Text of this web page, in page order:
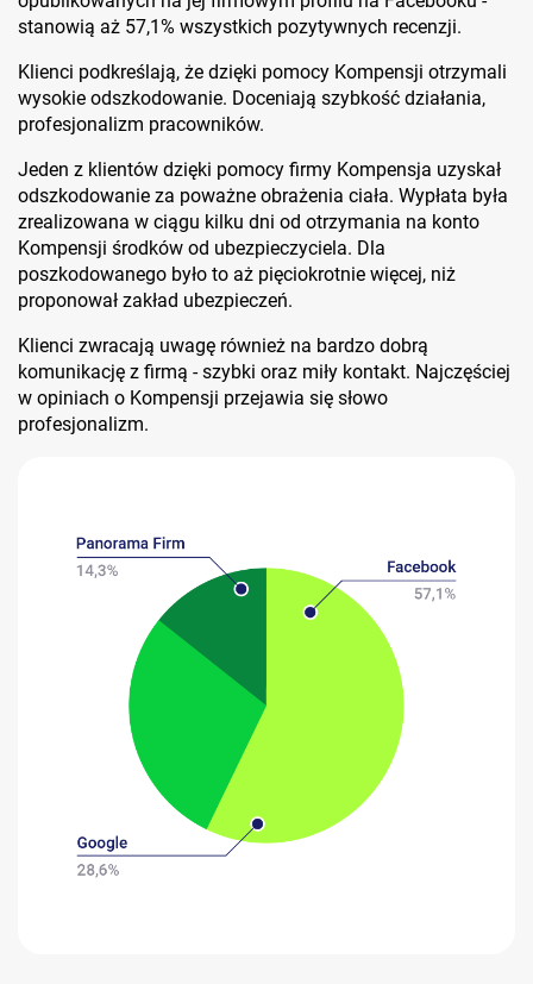
stanowią aż 57,1% wszystkich pozytywnych recenzji.
Klienci podkreślają, że dzięki pomocy Kompensji otrzymali
wysokie odszkodowanie. Doceniają szybkość działania,
profesjonalizm pracowników.
Jeden z klientów dzięki pomocy firmy Kompensja uzyskał
odszkodowanie za poważne obrażenia ciała. Wypłata była
zrealizowana w ciągu kilku dni od otrzymania na konto
Kompensji środków od ubezpieczyciela. Dla
poszkodowanego było to aż pięciokrotnie więcej, niż
proponował zakład ubezpieczeń.
Klienci zwracają uwagę również na bardzo dobrą
komunikację z firmą - szybki oraz miły kontakt. Najczęściej
w opiniach o Kompensji przejawia się słowo
profesjonalizm.